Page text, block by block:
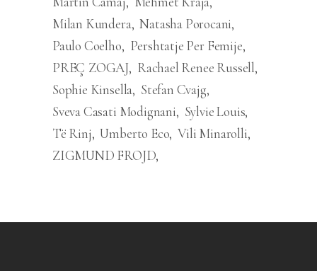
Milan Kundera Natasha Porocani
Paulo Coelho
Pershtatje Per Femije
PREÇ ZOGAJ
Rachael Renee Russell
Sophie Kinsella Stefan Cvajg
Sveva Casati Modignani
Sylvie Louis
Të Rinj Umberto Eco Vili Minarolli
ZIGMUND FROJD